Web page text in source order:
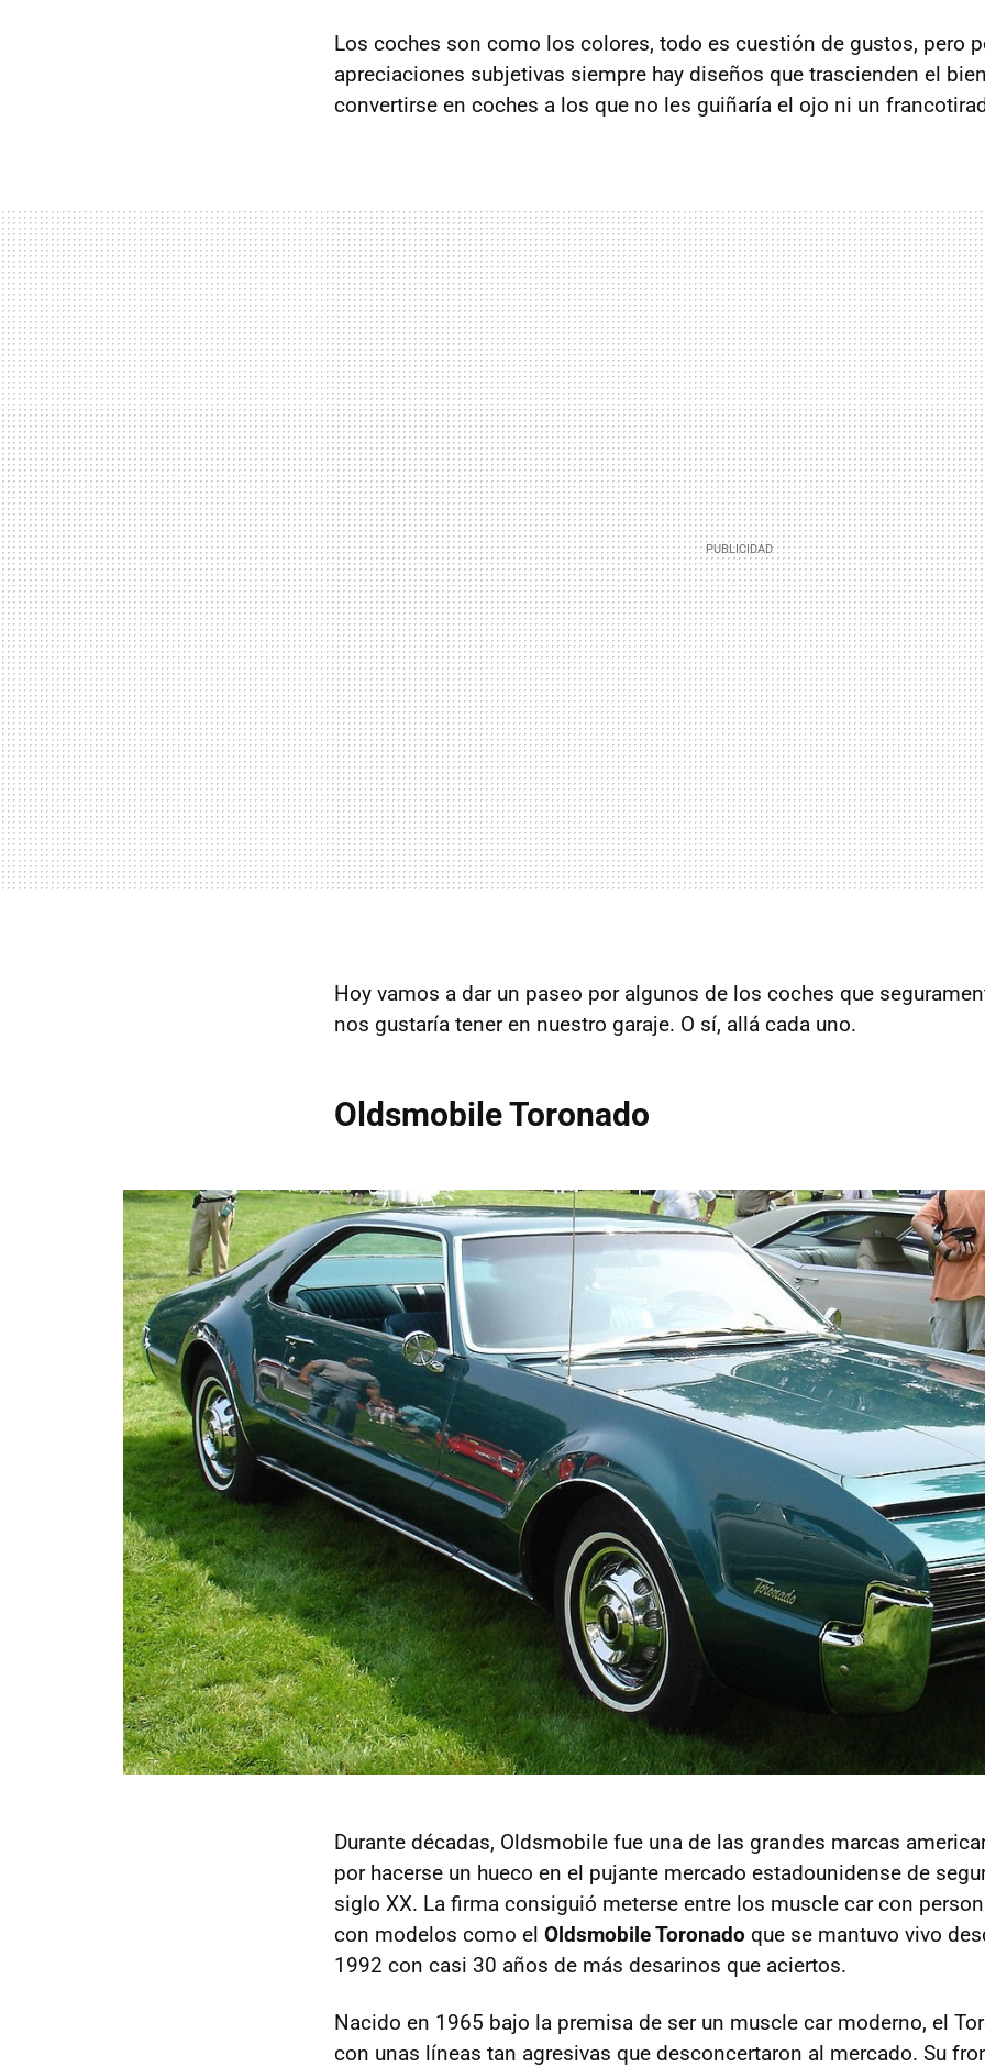
Los coches son como los colores, todo es cuestión de gustos, pero
apreciaciones subjetivas siempre hay diseños que trascienden el
convertirse en coches a los que no les guiñaría el ojo ni un
Hoy vamos a dar un paseo por algunos de los coches que
nos gustaría tener en nuestro garaje. O sí, allá cada uno.
Oldsmobile Toronado
Durante décadas, Oldsmobile fue una de las grandes marcas
por hacerse un hueco en el pujante mercado estadounidense de
siglo XX. La firma consiguió meterse entre los muscle car con
con modelos como el Oldsmobile Toronado que se mantuvo vivo
1992 con casi 30 años de más desarinos que aciertos.
Nacido en 1965 bajo la premisa de ser un muscle car moderno, el
con unas líneas tan agresivas que desconcertaron al mercado. Su